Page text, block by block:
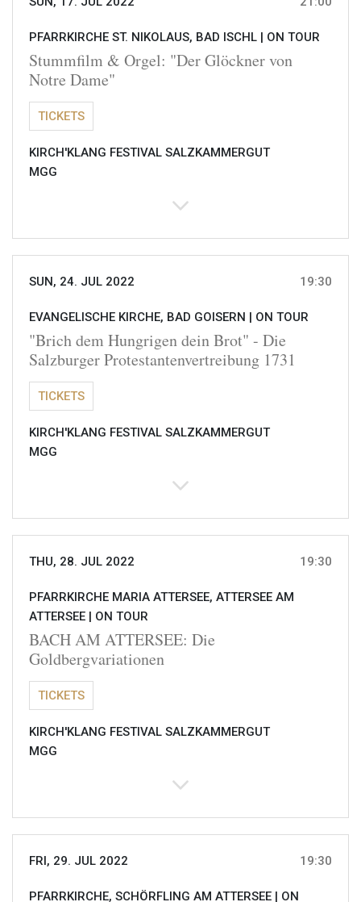
PFARRKIRCHE ST. NIKOLAUS, BAD ISCHL | ON TOUR
Stummfilm & Orgel: "Der Glöckner von
Notre Dame"
TICKETS
KIRCH'KLANG FESTIVAL SALZKAMMERGUT
MGG
SUN, 24. JUL 2022 19:30
EVANGELISCHE KIRCHE, BAD GOISERN | ON TOUR
"Brich dem Hungrigen dein Brot" - Die
Salzburger Protestantenvertreibung 1731
TICKETS
KIRCH'KLANG FESTIVAL SALZKAMMERGUT
MGG
THU, 28. JUL 2022 19:30
PFARRKIRCHE MARIA ATTERSEE, ATTERSEE AM
ATTERSEE | ON TOUR
BACH AM ATTERSEE: Die
Goldbergvariationen
TICKETS
KIRCH'KLANG FESTIVAL SALZKAMMERGUT
MGG
FRI, 29. JUL 2022 19:30
PFARRKIRCHE, SCHÖRFLING AM ATTERSEE | ON